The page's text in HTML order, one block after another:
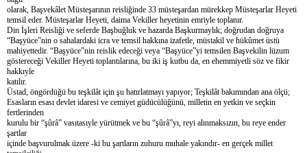
olarak, Başvekâlet Müsteşarının reisliğinde 33 müsteşardan mürekkep Müsteşarlar Heyeti
temsil eder. Müsteşarlar Heyeti, daima Vekiller heyetinin emriyle toplanır.
Din İşleri Reisliği ve seferde Başbuğluk ve hazarda Başkurmaylık; doğrudan doğruya
“Başyüce”nin o sahalardaki icra ve temsil hakkına izafetle, müstakil ve hükûmet üstü
mahiyettedir. “Başyüce”nin reislik edeceği veya “Başyüce”yi temsilen Başvekilin lüzum
göstereceği Vekiller Heyeti toplantılarına, bu iki iş kutbu da, en ehemmiyetli söz ve fikir
hakkıyle
katılır.
Üstad, öngördüğü bu teşkilât için şu hatırlatmayı yapıyor; Teşkilât bakımından ana ölçü;
Esasların esası devlet idaresi ve cemiyet güdücülüğünü, milletin en yetkin ve seçkin
fertlerinden
kurulu bir “şûrâ” vasıtasıyle yürütmek ve bu “şûrâ”yı, reyi alınmaksızın, bu reye ender
şartlar
içinde başvurulmak üzere -ki bu şartların zuhuru muhale yakındır- en gerçek millet